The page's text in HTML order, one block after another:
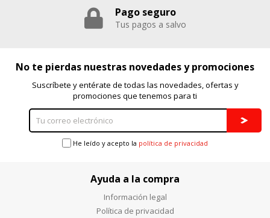
Pago seguro
Tus pagos a salvo
No te pierdas nuestras novedades y promociones
Suscríbete y entérate de todas las novedades, ofertas y
promociones que tenemos para ti
He leído y acepto la política de privacidad
Ayuda a la compra
Información legal
Política de privacidad
Puedes volver a configurar tus cookies desde la sección
"Configuración de cookies" al pie de la página. También puedes
política de cookies